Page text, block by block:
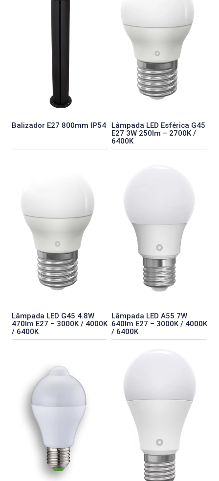
Balizador E27 800mm IP54
Lâmpada LED Esférica G45
E27 3W 250lm – 2700K /
6400K
Lâmpada LED G45 4.8W
470lm E27 – 3000K / 4000K
/ 6400K
Lâmpada LED A55 7W
640lm E27 – 3000K / 4000K
/ 6400K